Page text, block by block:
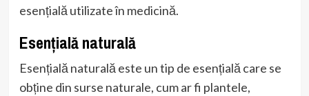
esențială utilizate în medicină.
Esențială naturală
Esențială naturală este un tip de esențială care se
obține din surse naturale, cum ar fi plantele,